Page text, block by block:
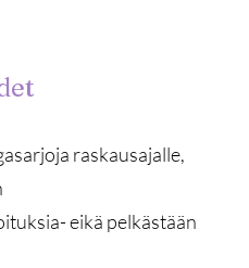
raskausajalle,
eikä pelkästään